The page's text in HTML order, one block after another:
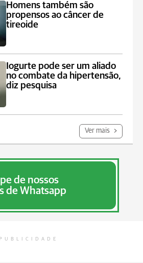
Homens também são
propensos ao câncer de
tireoide
Iogurte pode ser um aliado
no combate da hipertensão,
diz pesquisa
Ver mais
de nossos
de Whatsapp
PUBLICIDADE